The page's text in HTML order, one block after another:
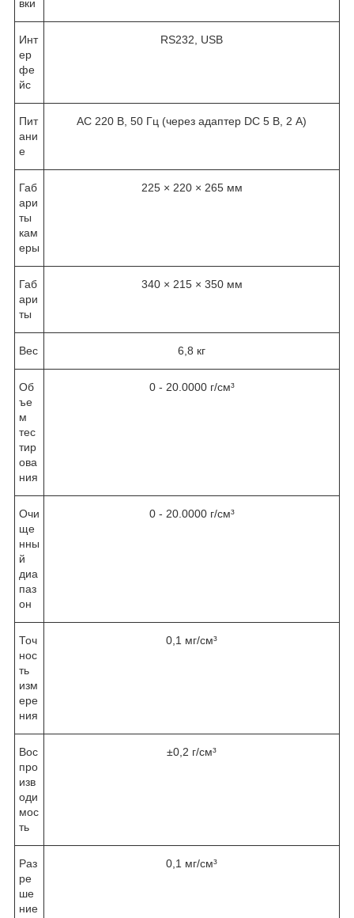
вки
Инт
ер
фе
йс
RS232, USB
Пит
ани
е
AC 220 В, 50 Гц (через адаптер DC 5 В, 2 А)
Габ
ари
ты
кам
еры
225 × 220 × 265 мм
Габ
ари
ты
340 × 215 × 350 мм
Вес 6,8 кг
Об
ъе
м
тес
тир
ова
ния
0 - 20.0000 г/см³
Очи
ще
нны
й
диа
паз
он
0 - 20.0000 г/см³
Точ
нос
ть
изм
ере
ния
0,1 мг/см³
Вос
про
изв
оди
мос
ть
±0,2 г/см³
Раз
ре
ше
ние
0,1 мг/см³